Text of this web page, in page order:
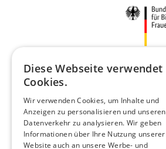
Diese Webseite verwendet
Cookies.
Wir verwenden Cookies, um Inhalte und
Anzeigen zu personalisieren und unseren
Datenverkehr zu analysieren. Wir geben
Informationen über Ihre Nutzung unserer
Website auch an unsere Werbe- und